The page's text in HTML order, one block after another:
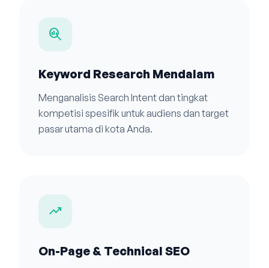
search_insights
Keyword Research Mendalam
Menganalisis Search Intent dan tingkat
kompetisi spesifik untuk audiens dan target
pasar utama di kota Anda.
trending_up
On-Page & Technical SEO